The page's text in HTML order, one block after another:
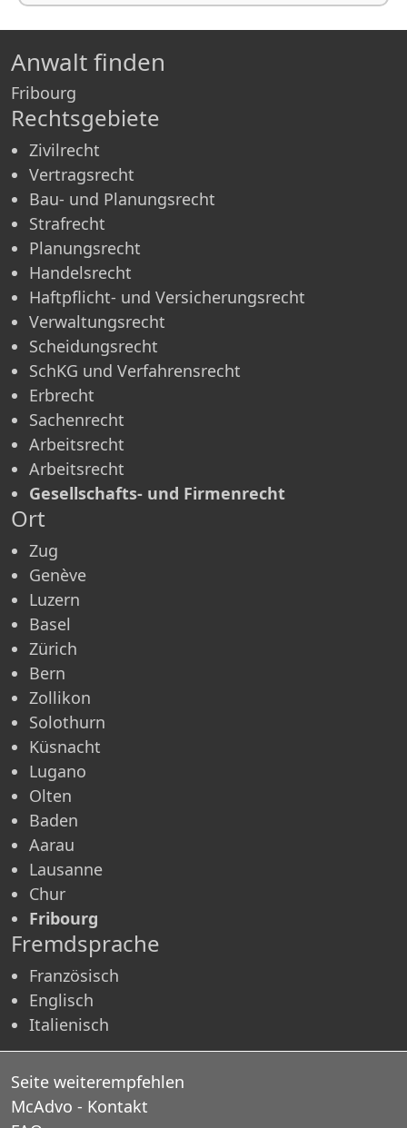
Anwalt finden
Fribourg
Rechtsgebiete
Zivilrecht
Vertragsrecht
Bau- und Planungsrecht
Strafrecht
Planungsrecht
Handelsrecht
Haftpflicht- und Versicherungsrecht
Verwaltungsrecht
Scheidungsrecht
SchKG und Verfahrensrecht
Erbrecht
Sachenrecht
Arbeitsrecht
Arbeitsrecht
Gesellschafts- und Firmenrecht
Ort
Zug
Genève
Luzern
Basel
Zürich
Bern
Zollikon
Solothurn
Küsnacht
Lugano
Olten
Baden
Aarau
Lausanne
Chur
Fribourg
Fremdsprache
Französisch
Englisch
Italienisch
Seite weiterempfehlen
McAdvo - Kontakt